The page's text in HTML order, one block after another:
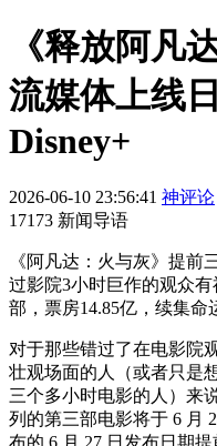
《释放阿凡
流媒体上线
Disney+
2026-06-10 23:56:41 神评论
17173 新闻导语
《阿凡达：火与灰》提前
过影院3小时巨作的观众
部，票房14.85亿，续集命
对于那些错过了在电影院
壮观场面的人（或者只是
三个多小时电影的人）来
列的第三部电影将于 6 月
布的 6 月 27 日发布日期提